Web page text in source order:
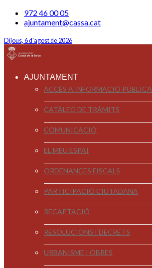
972 46 00 05
ajuntament@cassa.cat
Dijous, 6 d'agost de 2026
AJUNTAMENT
ACCÉS A INFORMACIÓ PÚBLICA
CATÀLEG DE TRÀMITS
COMUNICACIÓ
EL MEU ESPAI
ORDENANCES FISCALS
PARTICIPACIÓ CIUTADANA
RECAPTACIÓ
RESOLUCIONS I DECRETS
URBANISME I OBRES